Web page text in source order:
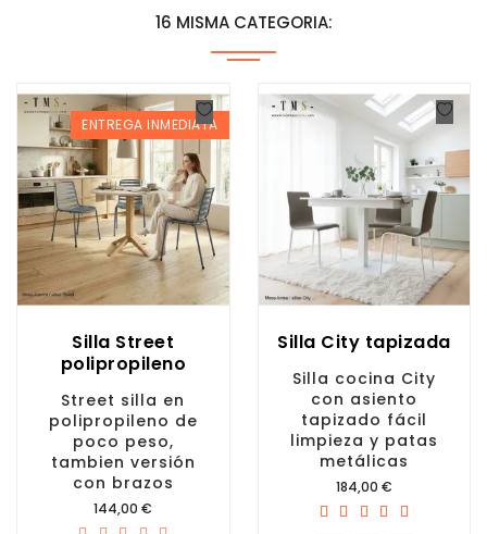
16 MISMA CATEGORIA:
ENTREGA INMEDIATA
Silla Street
polipropileno
Street silla en
polipropileno de
poco peso,
tambien versión
con brazos
Precio
144,00 €
Silla City tapizada
Silla cocina City
con asiento
tapizado fácil
limpieza y patas
metálicas
Precio
184,00 €